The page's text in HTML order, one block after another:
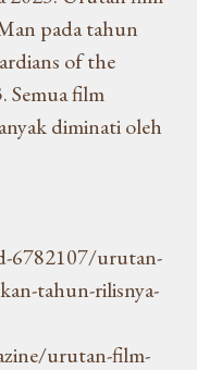
pada tahun
of the
Semua film
diminati oleh
6782107/urutan-
tahun-rilisnya-
urutan-film-